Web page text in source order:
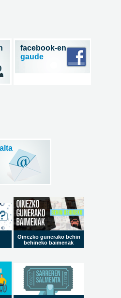
Oinezko gunerako behin
behineko baimenak
facebook-en
gaude
alta